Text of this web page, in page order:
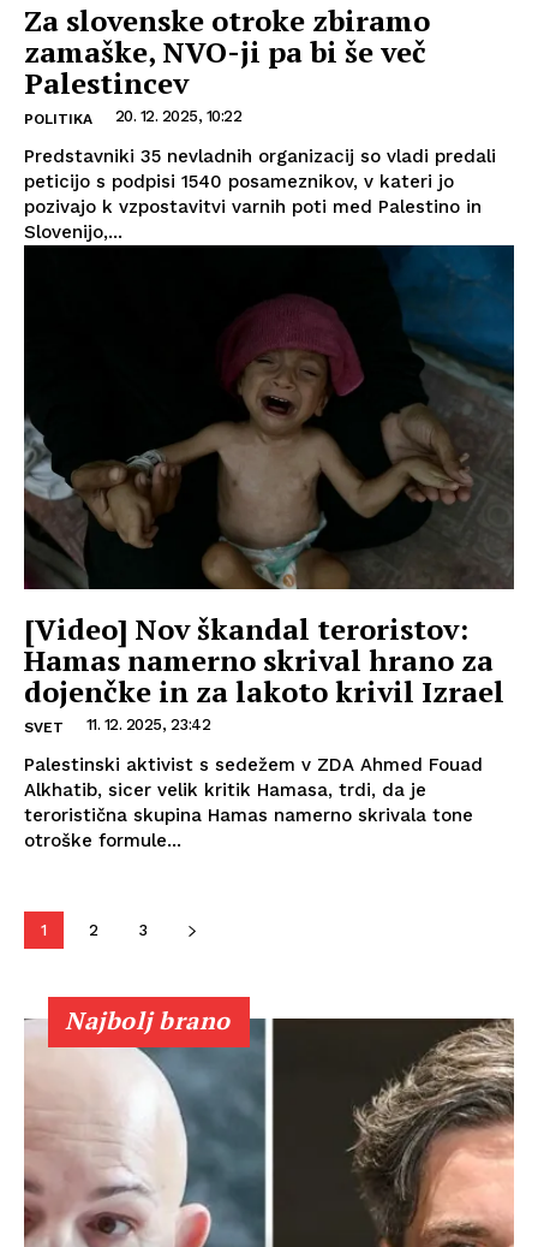
Za slovenske otroke zbiramo
zamaške, NVO-ji pa bi še več
Palestincev
POLITIKA 20. 12. 2025, 10:22
Predstavniki 35 nevladnih organizacij so vladi predali
peticijo s podpisi 1540 posameznikov, v kateri jo
pozivajo k vzpostavitvi varnih poti med Palestino in
Slovenijo,...
[Video] Nov škandal teroristov:
Hamas namerno skrival hrano za
dojenčke in za lakoto krivil Izrael
SVET 11. 12. 2025, 23:42
Palestinski aktivist s sedežem v ZDA Ahmed Fouad
Alkhatib, sicer velik kritik Hamasa, trdi, da je
teroristična skupina Hamas namerno skrivala tone
otroške formule...
1 2 3
Najbolj brano